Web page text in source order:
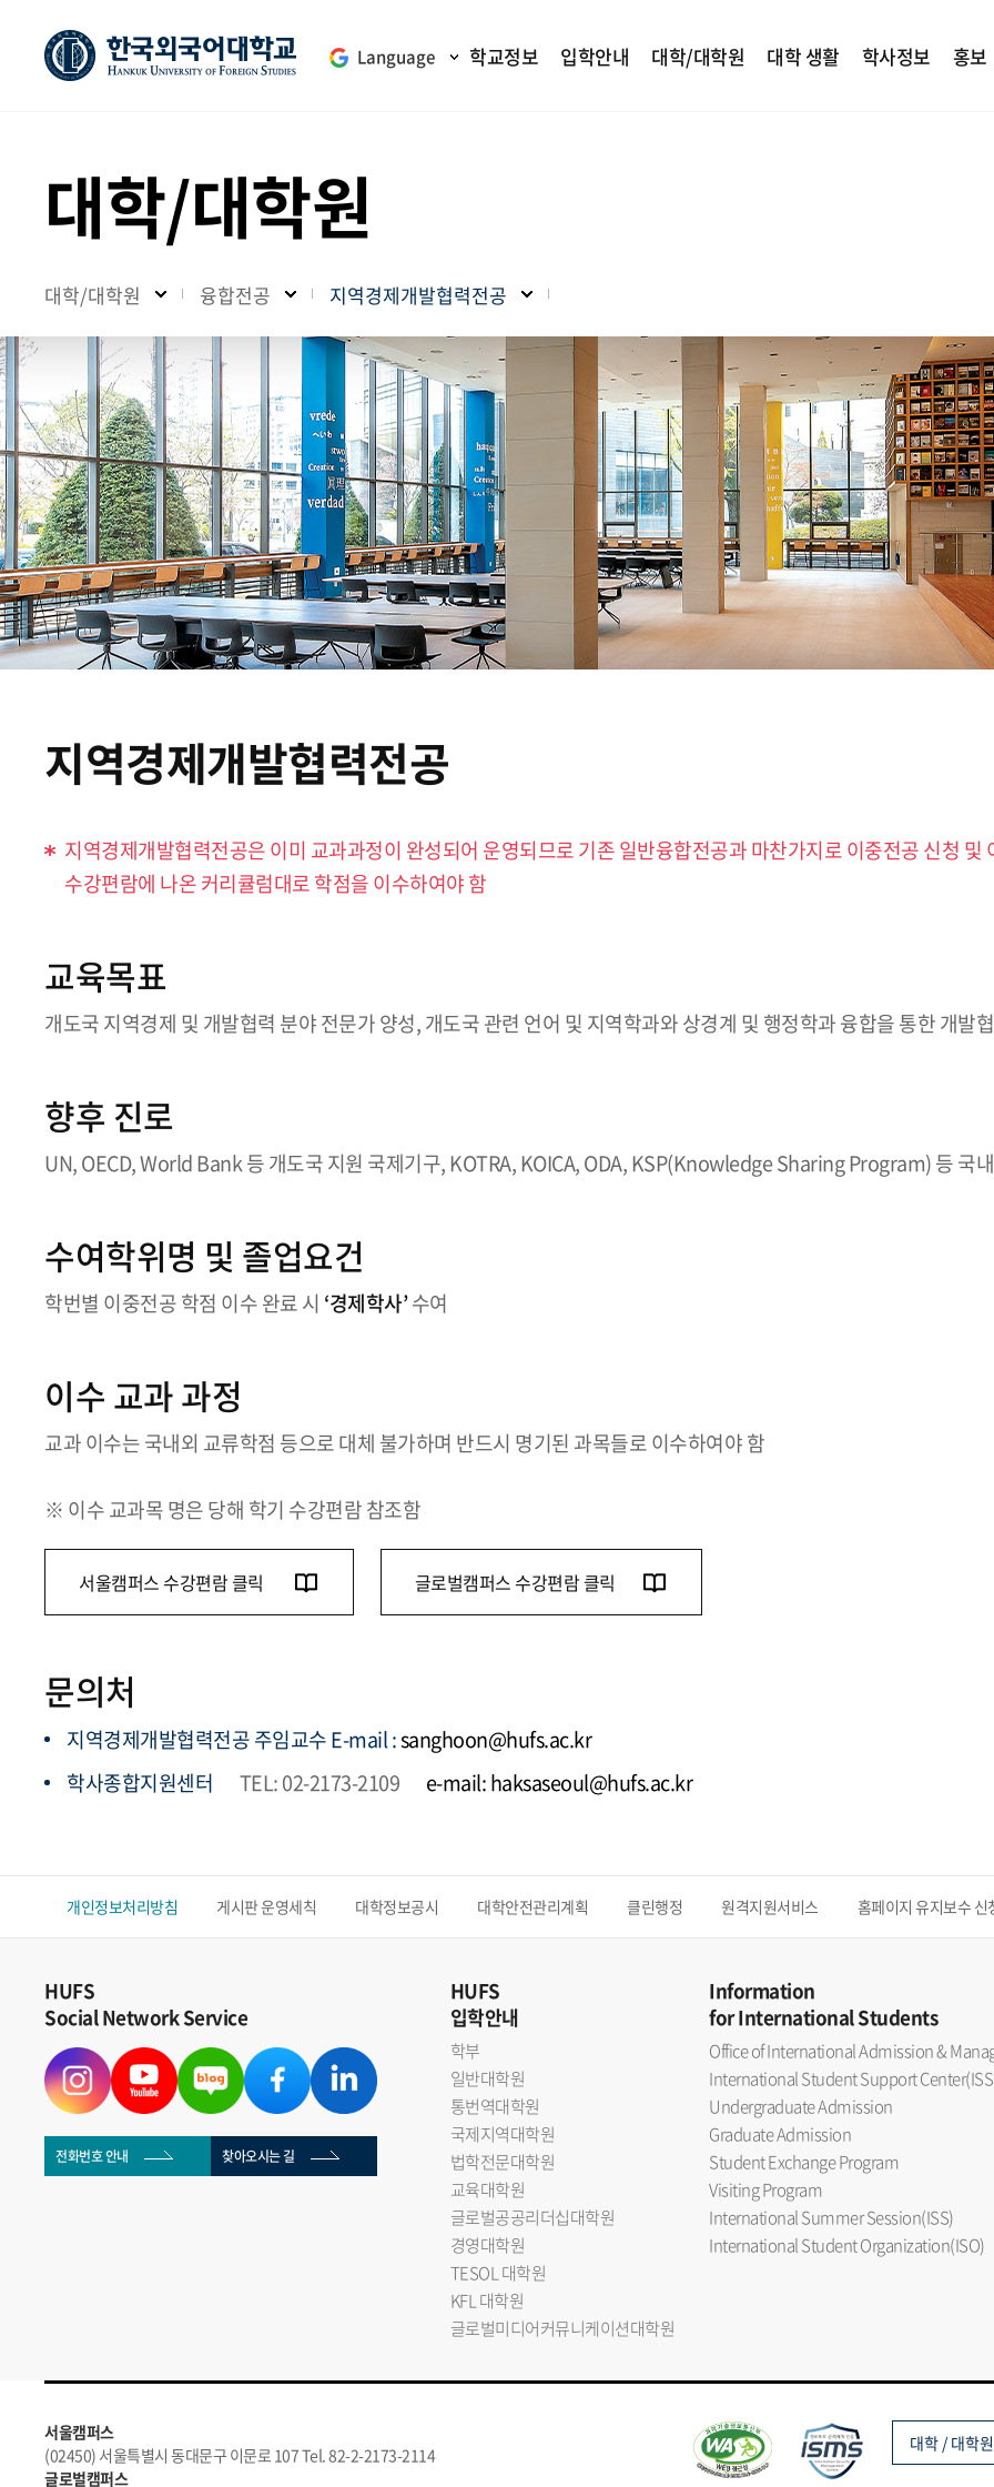
Language 학교정보 입학안내 대학/대학원 대학 생활 학사정보 홍보
대학/대학원
대학/대학원 융합전공 지역경제개발협력전공
지역경제개발협력전공
지역경제개발협력전공은 이미 교과과정이 완성되어 운영되므로 기존 일반융합전공과 마찬가지로 이중전공 신청
수강편람에 나온 커리큘럼대로 학점을 이수하여야 함
교육목표
개도국 지역경제 및 개발협력 분야 전문가 양성, 개도국 관련 언어 및 지역학과와 상경계 및 행정학과 융합을 통한 개발
향후 진로
UN, OECD, World Bank 등 개도국 지원 국제기구, KOTRA, KOICA, ODA, KSP(Knowledge Sharing Program) 등 국
수여학위명 및 졸업요건
학번별 이중전공 학점 이수 완료 시 ‘경제학사’수여
이수 교과 과정
교과 이수는 국내외 교류학점 등으로 대체 불가하며 반드시 명기된 과목들로 이수하여야 함
※ 이수 교과목 명은 당해 학기 수강편람 참조함
서울캠퍼스 수강편람 클릭 글로벌캠퍼스 수강편람 클릭
문의처
지역경제개발협력전공 주임교수 E-mail :sanghoon@hufs.ac.kr
학사종합지원센터
TEL: 02-2173-2109 e-mail: haksaseoul@hufs.ac.kr
개인정보처리방침 게시판 운영세칙 대학정보공시 대학안전관리계획 클린행정 원격지원서비스 홈페이지 유지보수 신
HUFS
Social Network Service
전화번호 안내 찾아오시는 길
HUFS
입학안내
학부
일반대학원
통번역대학원
국제지역대학원
법학전문대학원
교육대학원
글로벌공공리더십대학원
경영대학원
TESOL 대학원
KFL 대학원
글로벌미디어커뮤니케이션대학원
Information
for International Students
Office of International Admission &
International Student Support
Undergraduate Admission
Graduate Admission
Student Exchange Program
Visiting Program
International Summer Session(ISS)
International Student Organization(ISO)
서울캠퍼스
(02450) 서울특별시 동대문구 이문로 107 Tel. 82-2-2173-2114
글로벌캠퍼스
대학 / 대학원